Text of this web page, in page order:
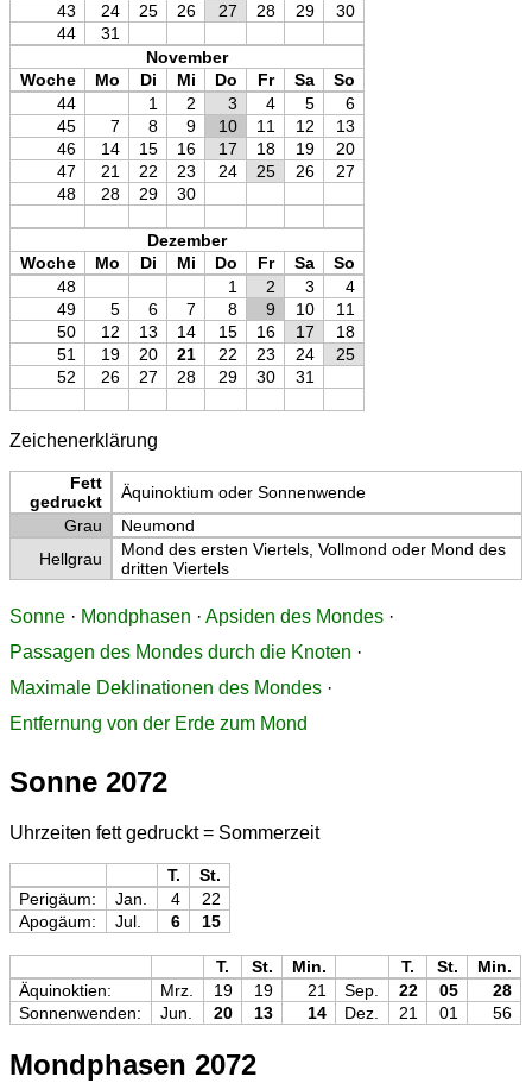
43
24 25 26 27 28 29
30
44
31
November
Woche
Mo Di Mi Do Fr Sa
So
44
1 2 3 4 5
6
45
7 8 9 10 11 12
13
46
14 15 16 17 18 19
20
47
21 22 23 24 25 26
27
48
28 29 30
Dezember
Woche
Mo Di Mi Do Fr Sa
So
48
1 2 3
4
49
5 6 7 8 9 10
11
50
12 13 14 15 16 17
18
51
19 20 21 22 23 24
25
52
26 27 28 29 30 31
Zeichenerklärung
Fett
gedruckt
Äquinoktium oder Sonnenwende
Grau
Neumond
Hellgrau
Mond des ersten Viertels, Vollmond oder Mond des
dritten Viertels
Sonne · Mondphasen · Apsiden des Mondes ·
Passagen des Mondes durch die Knoten ·
Maximale Deklinationen des Mondes ·
Entfernung von der Erde zum Mond
Sonne 2072
Uhrzeiten fett gedruckt = Sommerzeit
T.
St.
Perigäum:
Jan. 4
22
Apogäum:
Jul. 6 15
T. St. Min. T. St.
Min.
Äquinoktien:
Mrz. 19 19 21 Sep. 22 05
28
Sonnenwenden:
Jun. 20 13 14 Dez. 21 01 56
Mondphasen 2072